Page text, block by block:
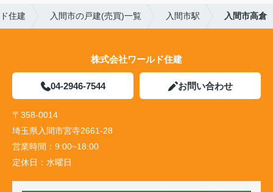
住建 入間市の戸建(売買)一覧 入間市駅 入間市高倉
株式会社ワールド住建
04-2946-7544 お問い合わせ
〒358-0014
埼玉県入間市宮寺2661-28
営業時間： 9:00~18:00
定休日： 水曜日